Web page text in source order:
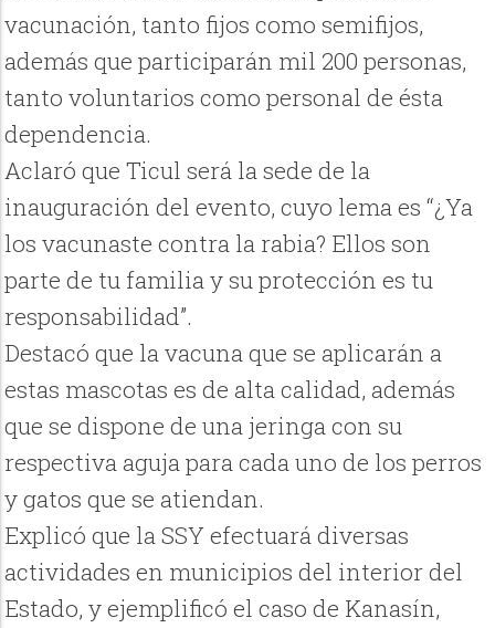
vacunación, tanto fijos como semifijos,
además que participarán mil 200 personas,
tanto voluntarios como personal de ésta
dependencia.
Aclaró que Ticul será la sede de la
inauguración del evento, cuyo lema es “¿Ya
los vacunaste contra la rabia? Ellos son
parte de tu familia y su protección es tu
responsabilidad”.
Destacó que la vacuna que se aplicarán a
estas mascotas es de alta calidad, además
que se dispone de una jeringa con su
respectiva aguja para cada uno de los perros
y gatos que se atiendan.
Explicó que la SSY efectuará diversas
actividades en municipios del interior del
Estado, y ejemplificó el caso de Kanasín,